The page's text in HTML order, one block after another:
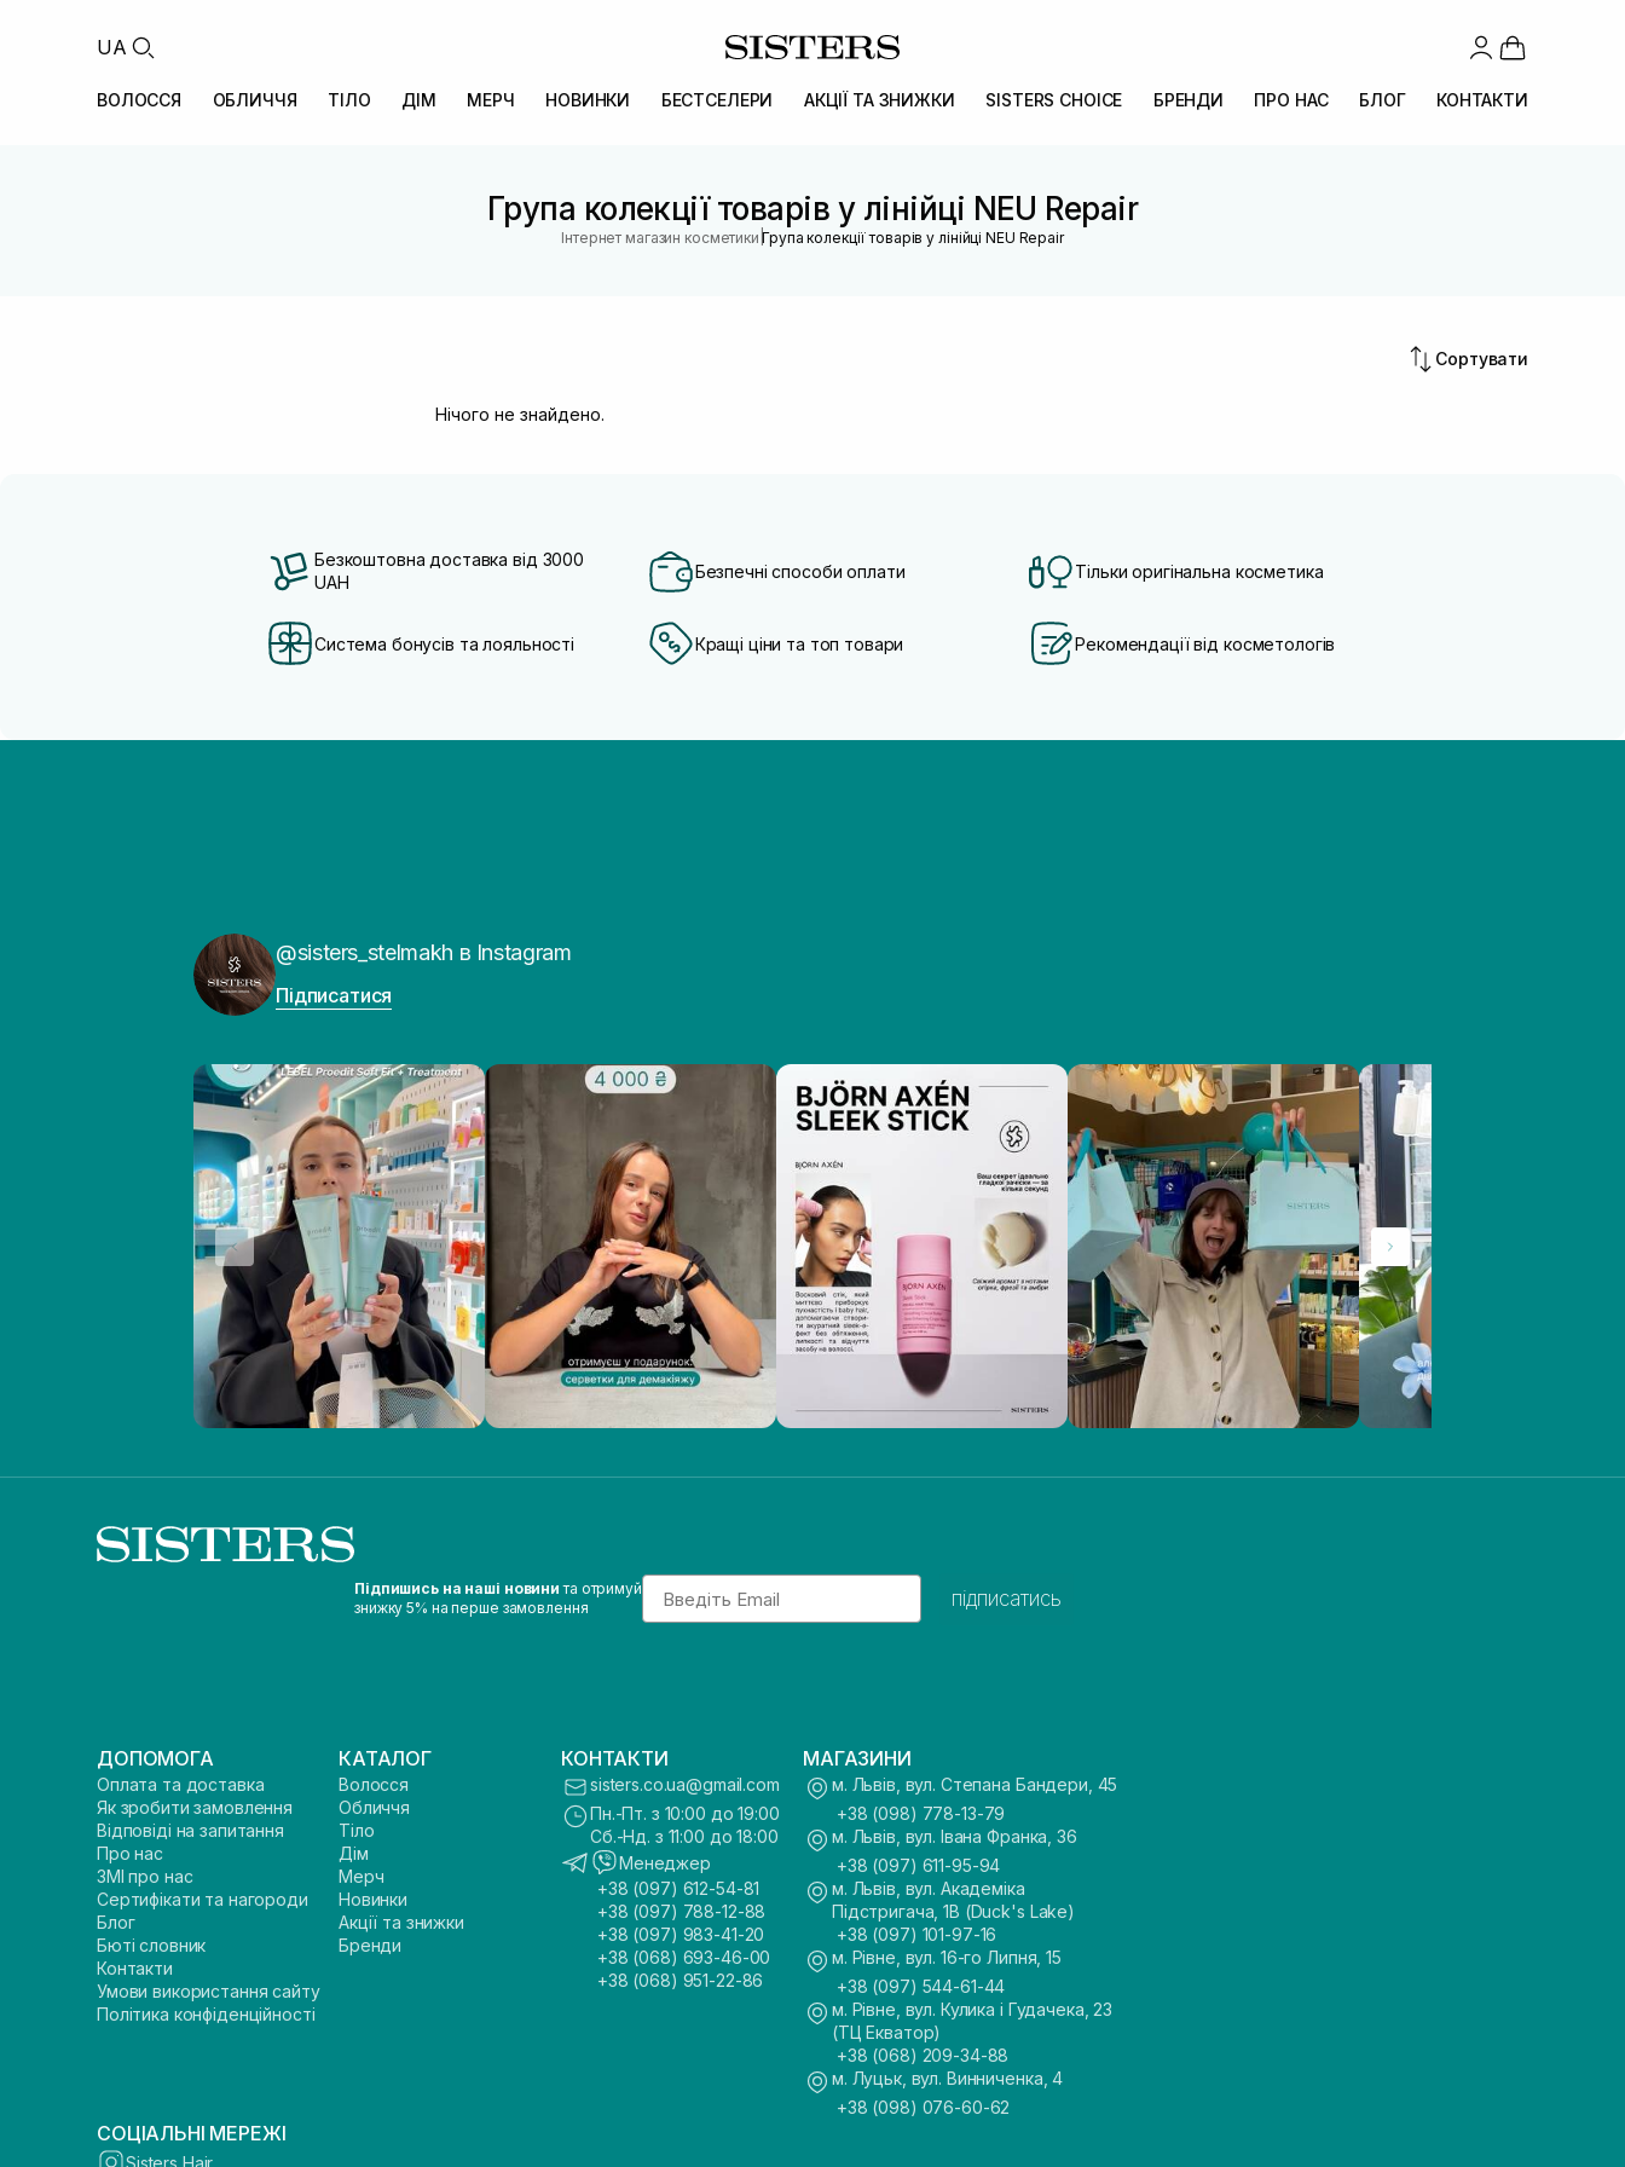
UA
ВОЛОССЯ ОБЛИЧЧЯ ТІЛО ДІМ МЕРЧ НОВИНКИ БЕСТСЕЛЕРИ АКЦІЇ ТА ЗНИЖКИ SISTERS CHOICE БРЕНДИ ПРО НАС БЛОГ КОНТАКТИ
Група колекції товарів у лінійці NEU Repair
Інтернет магазин косметики |Група колекції товарів у лінійці NEU Repair
Сортувати
Нічого не знайдено.
Безкоштовна доставка від 3000
UAH
Безпечні способи оплати Тільки оригінальна косметика
Система бонусів та лояльності Кращі ціни та топ товари Рекомендації від косметологів
@sisters_stelmakh в Instagram
Підписатися
Підпишись на наші новини та отримуй
знижку 5% на перше замовлення
Email
підписатись
ДОПОМОГА
Оплата та доставка
Як зробити замовлення
Відповіді на запитання
Про нас
ЗМІ про нас
Сертифікати та нагороди
Блог
Бюті словник
Контакти
Умови використання сайту
Політика конфіденційності
КАТАЛОГ
Волосся
Обличчя
Тіло
Дім
Мерч
Новинки
Акції та знижки
Бренди
КОНТАКТИ
sisters.co.ua@gmail.com
Пн.-Пт. з 10:00 до 19:00
Сб.-Нд. з 11:00 до 18:00
Менеджер
+38 (097) 612-54-81
+38 (097) 788-12-88
+38 (097) 983-41-20
+38 (068) 693-46-00
+38 (068) 951-22-86
МАГАЗИНИ
м. Львів, вул. Степана Бандери, 45
+38 (098) 778-13-79
м. Львів, вул. Івана Франка, 36
+38 (097) 611-95-94
м. Львів, вул. Академіка
Підстригача, 1В (Duck's Lake)
+38 (097) 101-97-16
м. Рівне, вул. 16-го Липня, 15
+38 (097) 544-61-44
м. Рівне, вул. Кулика і Гудачека, 23
(ТЦ Екватор)
+38 (068) 209-34-88
м. Луцьк, вул. Винниченка, 4
+38 (098) 076-60-62
СОЦІАЛЬНІ МЕРЕЖІ
Sisters Hair